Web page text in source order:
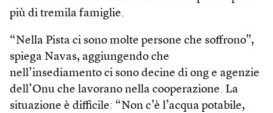
più di tremila famiglie.
“Nella Pista ci sono molte persone che soffrono”,
spiega Navas, aggiungendo che
nell’insediamento ci sono decine di ong e agenzie
dell’Onu che lavorano nella cooperazione. La
situazione è difficile: “Non c’è l’acqua potabile,